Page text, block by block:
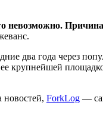
невозможно.
два года через
крупнейшей
ForkLog —